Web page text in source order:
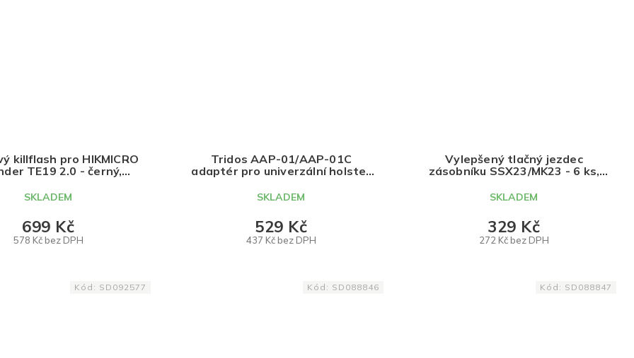
killflash pro HIKMICRO
TE19 2.0 - černý,
SKLADEM
578 Kč bez DPH
699 Kč
Tridos AAP-01/AAP-01C
adaptér pro univerzální holster
TRIDOS.DESIGN
SKLADEM
437 Kč bez DPH
529 Kč
Vylepšený tlačný jezdec
zásobníku SSX23/MK23 - 6 ks,
SKLADEM
272 Kč bez DPH
329 Kč
Kód: SD092577 Kód: SD088846 Kód: SD088847